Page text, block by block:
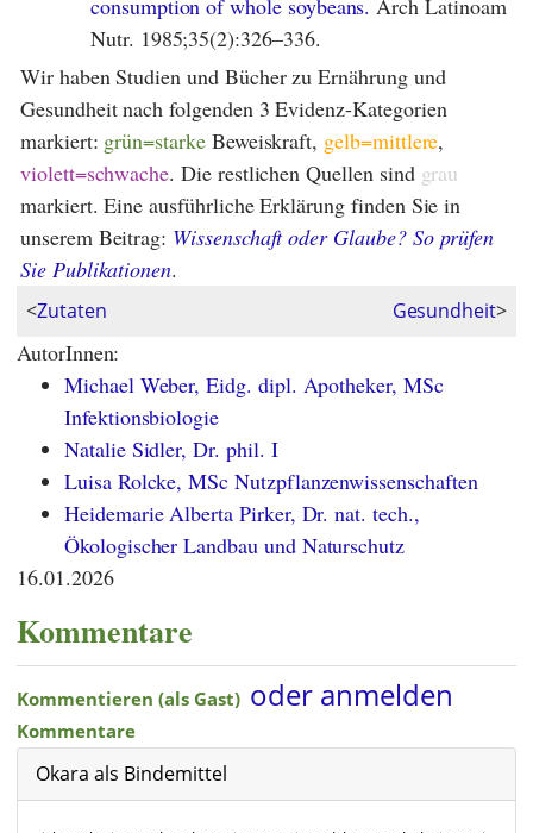
consumption of whole soybeans. Arch Latinoam
Nutr. 1985;35(2):326–336.
Wir haben Studien und Bücher zu Ernährung und
Gesundheit nach folgenden 3 Evidenz-Kategorien
markiert: grün=starkeBeweiskraft, gelb=mittlere,
violett=schwache. Die restlichen Quellen sind grau
markiert. Eine ausführliche Erklärung finden Sie in
unserem Beitrag: Wissenschaft oder Glaube? So prüfen
Sie Publikationen.
<Zutaten Gesundheit>
AutorInnen:
Michael Weber, Eidg. dipl. Apotheker, MSc
Infektionsbiologie
Natalie Sidler, Dr. phil. I
Luisa Rolcke, MSc Nutzpflanzenwissenschaften
Heidemarie Alberta Pirker, Dr. nat. tech.,
Ökologischer Landbau und Naturschutz
16.01.2026
Kommentare